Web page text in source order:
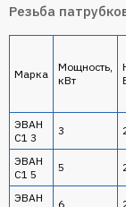
Резьба
Марка
Мощность,
кВт
ЭВАН
С1 3
3
ЭВАН
С1 5
5
ЭВАН
6